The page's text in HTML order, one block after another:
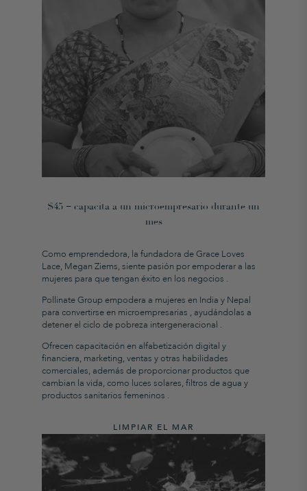
$45 = capacita a un microempresario durante un
mes
Como emprendedora, la fundadora de Grace Loves
Lace, Megan Ziems, siente pasión por empoderar a las
mujeres para que tengan éxito en los negocios .
PollinateGroup empodera a mujeres en India y Nepal
para convertirse en microempresarias , ayudándolas a
detener el ciclo de pobreza intergeneracional .
Ofrecen capacitación en alfabetización digital y
financiera, marketing, ventas y otras habilidades
comerciales, además de proporcionar productos que
cambian la vida, como luces solares, filtros de agua y
productos sanitarios femeninos .
LIMPIAR EL MAR